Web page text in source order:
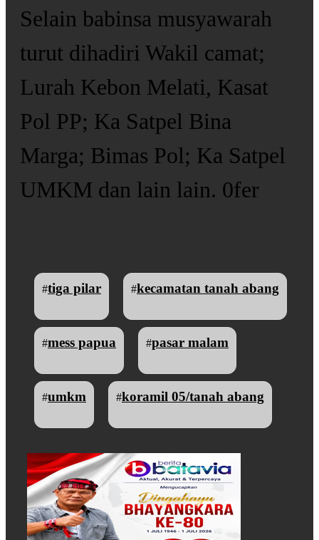
Selain babinsa musyawarah
turut dihadiri Wakil camat;
Lurah Kebon Melati, Kasat
Pol PP; Ka Satpel Bina
Marga; Bimas Pol; Ka Satpel
UMKM dan lain lain. 0fer
#tiga pilar #kecamatan tanah abang
#mess papua #pasar malam
#umkm #koramil 05/tanah abang